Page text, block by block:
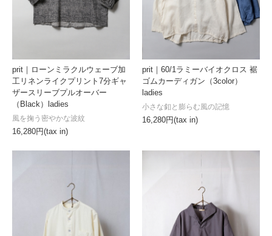
prit｜ローンミラクルウェーブ加
工リネンライクプリント7分ギャ
ザースリーブプルオーバー
（Black）ladies
16,280円(tax in)
風を掬う密やかな波紋
prit｜60/1ラミーバイオクロス 裾
ゴムカーディガン（3color）
ladies
16,280円(tax in)
小さな釦と膨らむ風の記憶